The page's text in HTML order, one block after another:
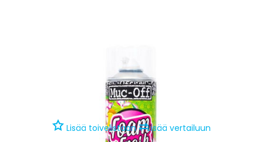
Lisää toivelistaan⇄Lisää vertailuun